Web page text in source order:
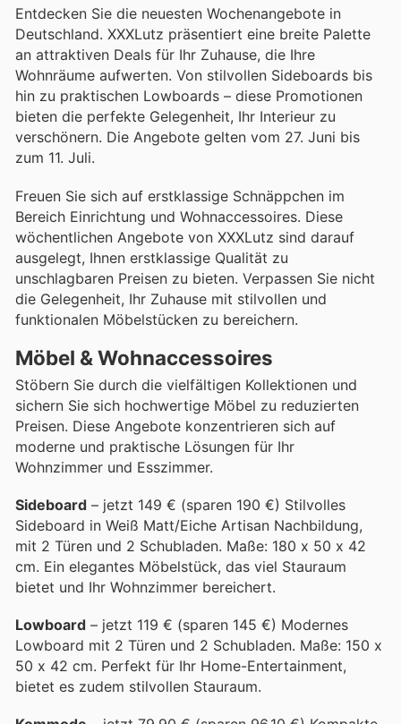
Entdecken Sie die neuesten Wochenangebote in
Deutschland. XXXLutz präsentiert eine breite Palette
an attraktiven Deals für Ihr Zuhause, die Ihre
Wohnräume aufwerten. Von stilvollen Sideboards bis
hin zu praktischen Lowboards – diese Promotionen
bieten die perfekte Gelegenheit, Ihr Interieur zu
verschönern. Die Angebote gelten vom 27. Juni bis
zum 11. Juli.
Freuen Sie sich auf erstklassige Schnäppchen im
Bereich Einrichtung und Wohnaccessoires. Diese
wöchentlichen Angebote von XXXLutz sind darauf
ausgelegt, Ihnen erstklassige Qualität zu
unschlagbaren Preisen zu bieten. Verpassen Sie nicht
die Gelegenheit, Ihr Zuhause mit stilvollen und
funktionalen Möbelstücken zu bereichern.
Möbel & Wohnaccessoires
Stöbern Sie durch die vielfältigen Kollektionen und
sichern Sie sich hochwertige Möbel zu reduzierten
Preisen. Diese Angebote konzentrieren sich auf
moderne und praktische Lösungen für Ihr
Wohnzimmer und Esszimmer.
Sideboard – jetzt 149 € (sparen 190 €) Stilvolles
Sideboard in Weiß Matt/Eiche Artisan Nachbildung,
mit 2 Türen und 2 Schubladen. Maße: 180 x 50 x 42
cm. Ein elegantes Möbelstück, das viel Stauraum
bietet und Ihr Wohnzimmer bereichert.
Lowboard – jetzt 119 € (sparen 145 €) Modernes
Lowboard mit 2 Türen und 2 Schubladen. Maße: 150 x
50 x 42 cm. Perfekt für Ihr Home-Entertainment,
bietet es zudem stilvollen Stauraum.